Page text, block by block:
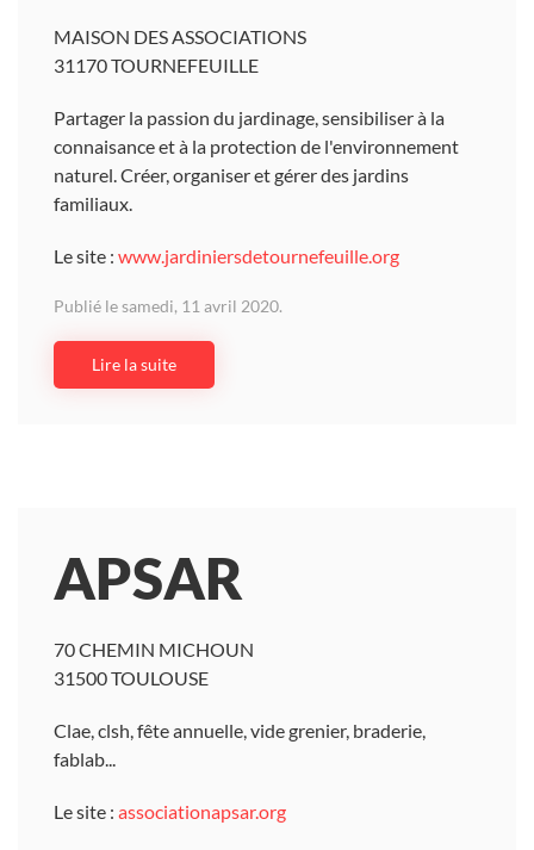
MAISON DES ASSOCIATIONS
31170 TOURNEFEUILLE
Partager la passion du jardinage, sensibiliser à la
connaisance et à la protection de l'environnement
naturel. Créer, organiser et gérer des jardins
familiaux.
Le site : www.jardiniersdetournefeuille.org
Publié le samedi, 11 avril 2020.
Lire la suite
APSAR
70 CHEMIN MICHOUN
31500 TOULOUSE
Clae, clsh, fête annuelle, vide grenier, braderie,
fablab...
Le site : associationapsar.org